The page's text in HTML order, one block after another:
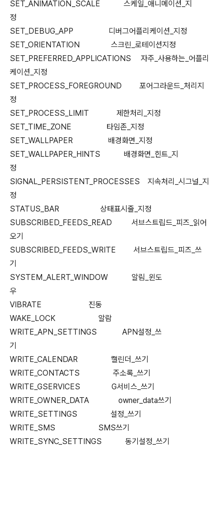
SET_ANIMATION_SCALE 스케일_애니메이션_지
정
SET_DEBUG_APP 디버그어플리케이션_지정
SET_ORIENTATION 스크린_로테이션지정
SET_PREFERRED_APPLICATIONS 자주_사용하는_어플리
케이션_지정
SET_PROCESS_FOREGROUND 포어그라운드_처리지
정
SET_PROCESS_LIMIT 제한처리_지정
SET_TIME_ZONE 타임존_지정
SET_WALLPAPER 배경화면_지정
SET_WALLPAPER_HINTS 배경화면_힌트_지
정
SIGNAL_PERSISTENT_PROCESSES 지속처리_시그널_지
정
STATUS_BAR 상태표시줄_지정
SUBSCRIBED_FEEDS_READ 서브스트립드_피즈_읽어
오기
SUBSCRIBED_FEEDS_WRITE 서브스트립드_피즈_쓰
기
SYSTEM_ALERT_WINDOW 알림_윈도
우
VIBRATE 진동
WAKE_LOCK 알람
WRITE_APN_SETTINGS APN설정_쓰
기
WRITE_CALENDAR 캘린더_쓰기
WRITE_CONTACTS 주소록_쓰기
WRITE_GSERVICES G서비스_쓰기
WRITE_OWNER_DATA owner_data쓰기
WRITE_SETTINGS 설정_쓰기
WRITE_SMS SMS쓰기
WRITE_SYNC_SETTINGS 동기설정_쓰기